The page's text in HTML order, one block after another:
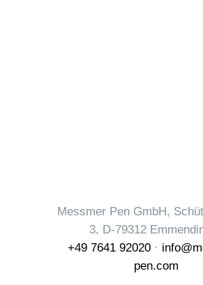
Messmer Pen GmbH,
3, D-79312
+49 7641 92020·
pen.com